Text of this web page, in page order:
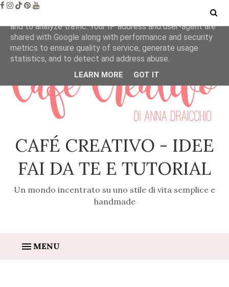
CAFÉ CREATIVO - IDEE
FAI DA TE E TUTORIAL
Un mondo incentrato su uno stile di vita semplice e
handmade
MENU
This site uses cookies from Google to deliver its services
and to analyze traffic. Your IP address and user-agent are
shared with Google along with performance and security
metrics to ensure quality of service, generate usage
statistics, and to detect and address abuse.
LEARN MORE GOT IT